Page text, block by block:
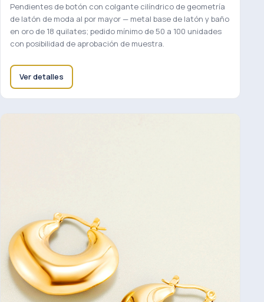
Pendientes de botón con colgante cilíndrico de geometría
de latón de moda al por mayor — metal base de latón y baño
en oro de 18 quilates; pedido mínimo de 50 a 100 unidades
con posibilidad de aprobación de muestra.
Ver detalles